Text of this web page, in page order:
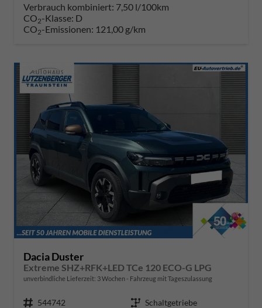
Verbrauch kombiniert: 7,50 l/100km
CO2-Klasse: D
CO2-Emissionen: 121,00 g/km
Dacia Duster
Extreme SHZ+RFK+LED TCe 120 ECO-G LPG
unverbindliche Lieferzeit: 3 Wochen Fahrzeug mit Tageszulassung
Fahrzeugnr. 544742 Getriebe Schaltgetriebe